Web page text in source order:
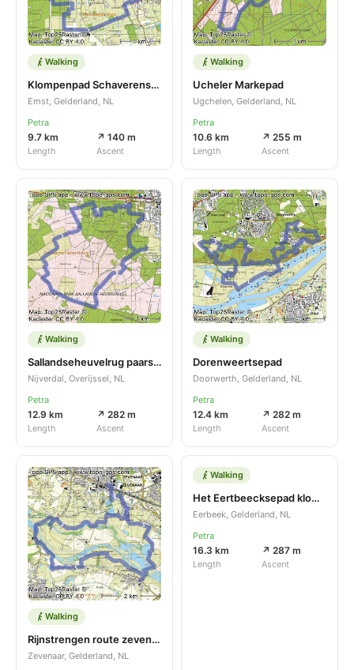
Walking
Klompenpad Schaverense pad
Emst, Gelderland, NL
Petra
9.7 km
Length
↗ 140 m
Ascent
Walking
Ucheler Markepad
Ugchelen, Gelderland, NL
Petra
10.6 km
Length
↗ 255 m
Ascent
Walking
Sallandseheuvelrug paarse route
Nijverdal, Overijssel, NL
Petra
12.9 km
Length
↗ 282 m
Ascent
Walking
Dorenweertsepad
Doorwerth, Gelderland, NL
Petra
12.4 km
Length
↗ 282 m
Ascent
Walking
Rijnstrengen route zevenaar
Zevenaar, Gelderland, NL
Walking
Het Eertbeecksepad klompenpad
Eerbeek, Gelderland, NL
Petra
16.3 km
Length
↗ 287 m
Ascent